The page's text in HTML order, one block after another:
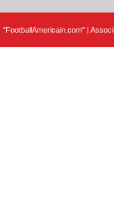
"FootballAmericain.com" |